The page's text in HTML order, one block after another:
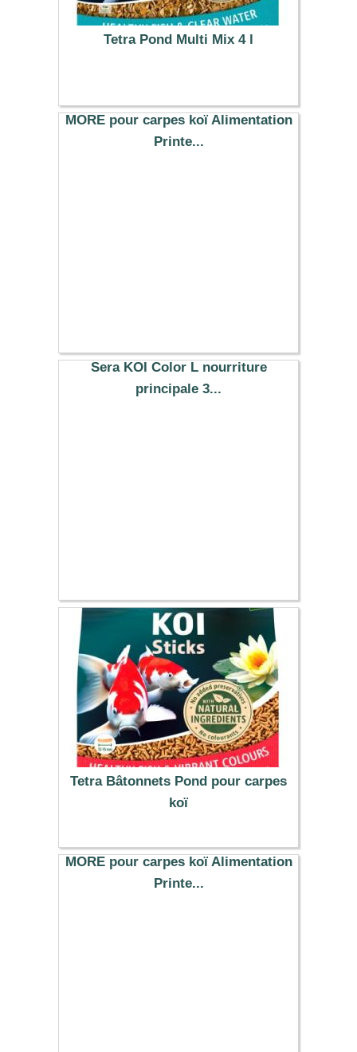
Tetra Pond Multi Mix 4 l
12.49 €
MORE pour carpes koï Alimentation
Printe...
Sera KOI Color L nourriture
principale 3...
Tetra Bâtonnets Pond pour carpes
koï
14.79 €
MORE pour carpes koï Alimentation
Printe...